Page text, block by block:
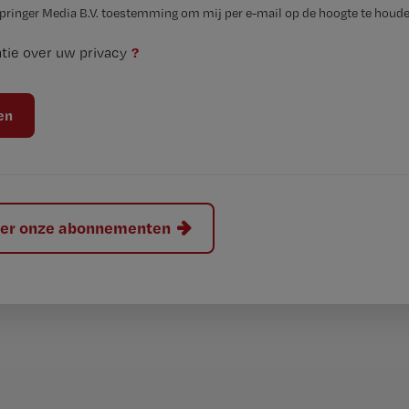
Media B.V. toestemming om mij per e-mail op de hoogte te
over uw privacy ?
onze abonnementen